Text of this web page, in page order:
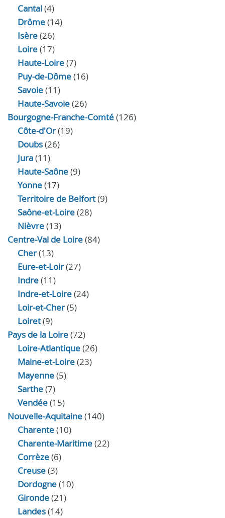
Cantal(4)
Drôme(14)
Isère(26)
Loire(17)
Haute-Loire(7)
Puy-de-Dôme(16)
Savoie(11)
Haute-Savoie(26)
Bourgogne-Franche-Comté(126)
Côte-d'Or(19)
Doubs(26)
Jura(11)
Haute‑Saône(9)
Yonne(17)
Territoire de Belfort(9)
Saône-et-Loire(28)
Nièvre(13)
Centre-Val de Loire(84)
Cher(13)
Eure‑et‑Loir(27)
Indre(11)
Indre‑et‑Loire(24)
Loir‑et‑Cher(5)
Loiret(9)
Pays de la Loire(72)
Loire-Atlantique(26)
Maine-et-Loire(23)
Mayenne(5)
Sarthe(7)
Vendée(15)
Nouvelle-Aquitaine(140)
Charente(10)
Charente-Maritime(22)
Corrèze(6)
Creuse(3)
Dordogne(10)
Gironde(21)
Landes(14)